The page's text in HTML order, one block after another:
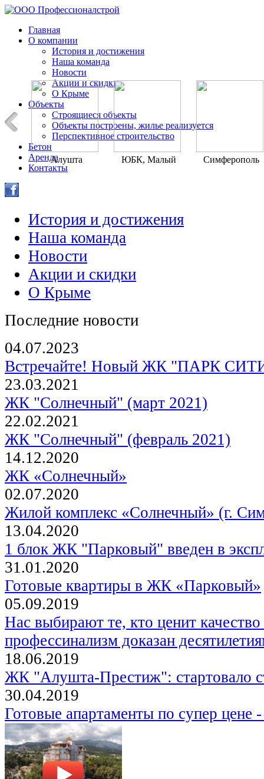
Главная
О компании
История и достижения
Наша команда
Новости
Акции и скидки
О Крыме
Объекты
Строящиеся объекты
Объекты построены, жилье реализуется
Перспективное строительство
Бетон
Аренда
Контакты
Алушта
ЮБК, Малый
Симферополь
История и достижения
Наша команда
Новости
Акции и скидки
О Крыме
Последние новости
04.07.2023
Встречайте! Новый ЖК "ПАРК
23.03.2021
ЖК "Солнечный" (март 2021)
22.02.2021
ЖК "Солнечный" (февраль 2021)
14.12.2020
ЖК «Солнечный»
02.07.2020
Жилой комплекс «Солнечный» (г.
13.04.2020
1 блок ЖК "Парковый" введен в
31.01.2020
Готовые квартиры в ЖК «Парковый»
05.09.2019
Нас выбирают те, кто ценит
профессинализм доказан
18.06.2019
ЖК "Алушта-Престиж": стартовало
30.04.2019
Готовые апартаменты по супер цене